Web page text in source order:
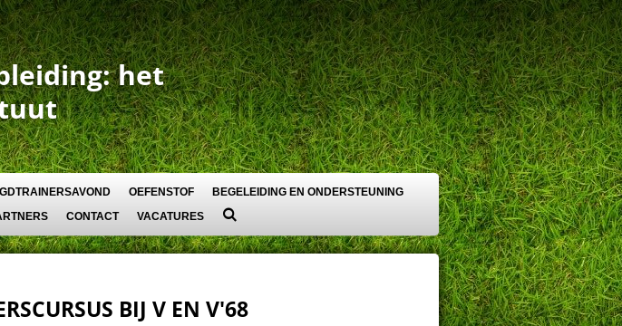
het
OEFENSTOF
BEGELEIDING EN ONDERSTEUNING
CONTACT VACATURES
BIJ V EN V'68